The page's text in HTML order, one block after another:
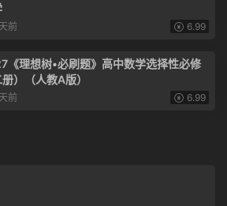
前 6.99
《理想树•必刷题》高中数学选择性必修
）（人教A版）
前 6.99